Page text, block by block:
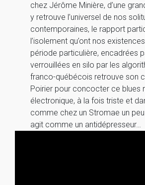
chez Jérôme Minière, d’une
y retrouve l’universel de nos
contemporaines, le rapport
l’isolement qu’ont nos
période particulière, encadrées
verrouillées en silo par les
franco-québécois retrouve son
Poirier pour concocter ce blues
électronique, à la fois triste et
comme chez un Stromae un
agit comme un antidépresseur…